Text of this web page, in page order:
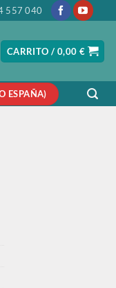
557 040
CARRITO / 0,00 €
ESPAÑA)